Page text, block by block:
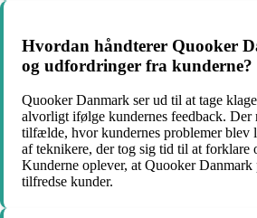
Hvordan håndterer Quooker
og udfordringer fra kunderne?
Quooker Danmark ser ud til at tage
alvorligt ifølge kundernes feedback. Der
tilfælde, hvor kundernes problemer blev
af teknikere, der tog sig tid til at forklare
Kunderne oplever, at Quooker Danmark
tilfredse kunder.